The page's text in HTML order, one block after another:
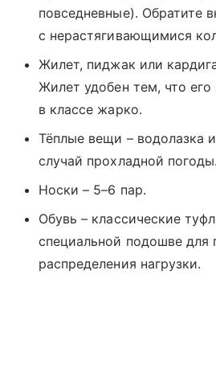
повседневные). Обратите
с нерастягивающимися
Жилет, пиджак или
Жилет удобен тем, что
в классе жарко.
Тёплые вещи – водолазка
случай прохладной погоды.
Носки – 5–6 пар.
Обувь – классические
специальной подошве для
распределения нагрузки.